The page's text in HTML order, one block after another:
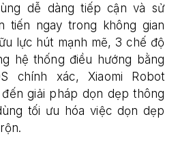
dễ dàng tiếp cận và sử
tiến ngay trong không gian
lực hút mạnh mẽ, 3 chế độ
hệ thống điều hướng bằng
chính xác, Xiaomi Robot
đến giải pháp dọn dẹp thông
tối ưu hóa việc dọn dẹp